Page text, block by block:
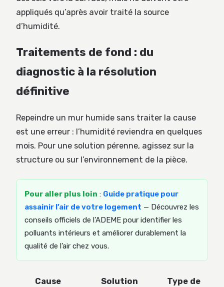
appliqués qu’après avoir traité la source
d’humidité.
Traitements de fond : du
diagnostic à la résolution
définitive
Repeindre un mur humide sans traiter la cause
est une erreur : l’humidité reviendra en quelques
mois. Pour une solution pérenne, agissez sur la
structure ou sur l’environnement de la pièce.
Pour aller plus loin : Guide pratique pour
assainir l’air de votre logement — Découvrez les
conseils officiels de l’ADEME pour identifier les
polluants intérieurs et améliorer durablement la
qualité de l’air chez vous.
Cause
Solution
Type de